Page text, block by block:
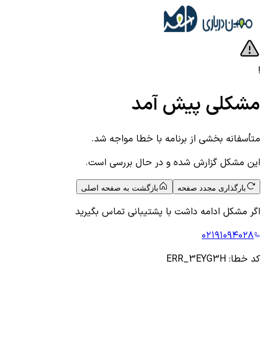
!
مشکلی پیش آمد
متأسفانه بخشی از برنامه با خطا مواجه شد.
این مشکل گزارش شده و در حال بررسی است.
بارگذاری مجدد صفحه بازگشت به صفحه اصلی
اگر مشکل ادامه داشت با پشتیبانی تماس بگیرید
۰۲۱۹۱۰۹۴۰۲۸
کد خطا: ERR_3EYG3H